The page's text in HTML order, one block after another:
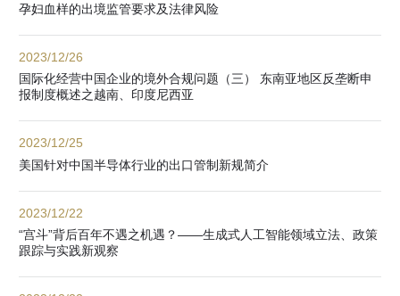
孕妇血样的出境监管要求及法律风险
2023/12/26
国际化经营中国企业的境外合规问题（三） 东南亚地区反垄断申
报制度概述之越南、印度尼西亚
2023/12/25
美国针对中国半导体行业的出口管制新规简介
2023/12/22
“宫斗”背后百年不遇之机遇？——生成式人工智能领域立法、政策
跟踪与实践新观察